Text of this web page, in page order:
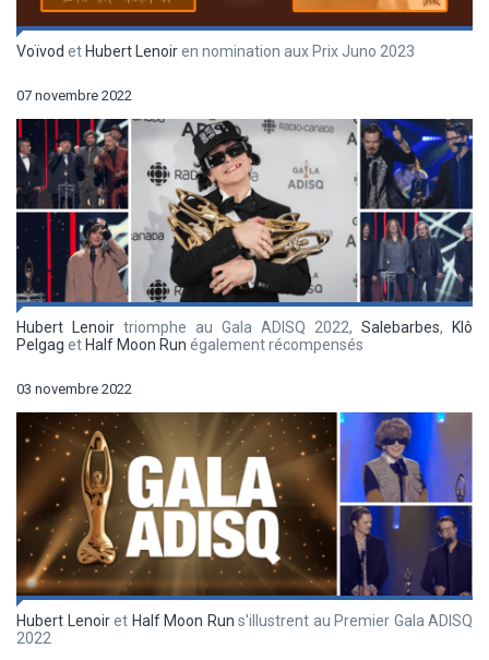
Voïvod et Hubert Lenoiren nomination aux Prix Juno 2023
07 novembre 2022
Hubert Lenoir triomphe au Gala ADISQ 2022, Salebarbes,
Klô
Pelgag et Half Moon Run également récompensés
03 novembre 2022
Hubert Lenoiret Half Moon Run s'illustrent au Premier Gala ADISQ
2022